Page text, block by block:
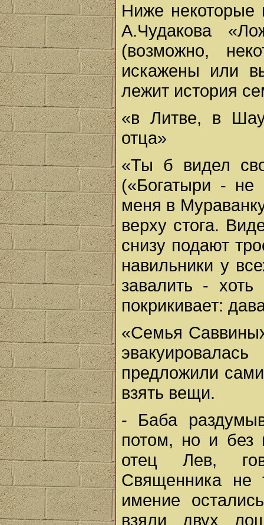
Ниже некоторые
А.Чудакова
(возможно,
искажены или
лежит история
«в Литве, в
отца»
«Ты б видел
(«Богатыри -
меня в
верху стога.
снизу подают
навильники у
завалить -
покрикивает:
«Семья
предложили
взять вещи.
- Баба
потом, но и без
отец Лев,
Священника не
имение
взяли двух